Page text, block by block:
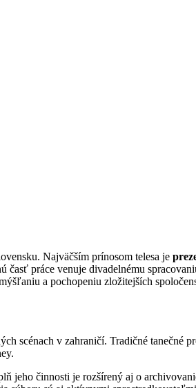
Najväčším prínosom telesa je
časť práce venuje divadelnému
a pochopeniu zložitejších
scénach v zahraničí. Tradičné tanečné
jeho činnosti je rozšírený aj o